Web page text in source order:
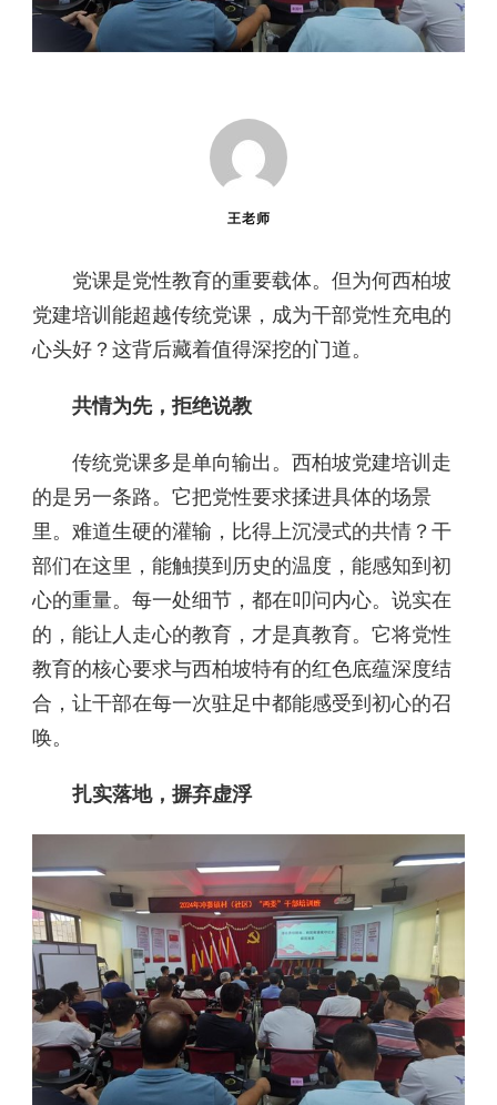
王老师
党课是党性教育的重要载体。但为何西柏坡
党建培训能超越传统党课，成为干部党性充电的
心头好？这背后藏着值得深挖的门道。
共情为先，拒绝说教
传统党课多是单向输出。西柏坡党建培训走
的是另一条路。它把党性要求揉进具体的场景
里。难道生硬的灌输，比得上沉浸式的共情？干
部们在这里，能触摸到历史的温度，能感知到初
心的重量。每一处细节，都在叩问内心。说实在
的，能让人走心的教育，才是真教育。它将党性
教育的核心要求与西柏坡特有的红色底蕴深度结
合，让干部在每一次驻足中都能感受到初心的召
唤。
扎实落地，摒弃虚浮